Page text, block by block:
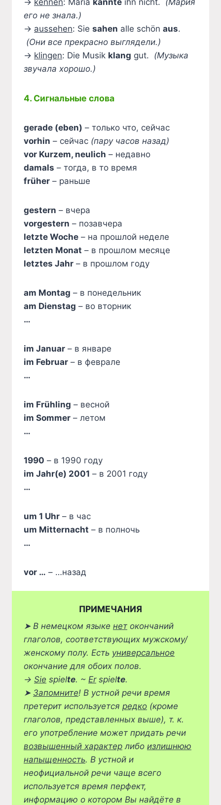
→ kennen: Maria kannte ihn nicht. (Мария
его не знала.)
→ aussehen: Sie sahen alle schön aus.
(Они все прекрасно выглядели.)
→ klingen: Die Musik klang gut. (Музыка
звучала хорошо.)
4. Сигнальные слова
gerade (eben) – только что, сейчас
vorhin – сейчас (пару часов назад)
vor Kurzem, neulich – недавно
damals – тогда, в то время
früher – раньше
gestern – вчера
vorgestern – позавчера
letzte Woche – на прошлой неделе
letzten Monat – в прошлом месяце
letztes Jahr – в прошлом году
am Montag – в понедельник
am Dienstag – во вторник
…
im Januar – в январе
im Februar – в феврале
…
im Frühling – весной
im Sommer – летом
…
1990 – в 1990 году
im Jahr(e) 2001 – в 2001 году
…
um 1 Uhr – в час
um Mitternacht – в полночь
…
vor … – …назад
ПРИМЕЧАНИЯ
➤ В немецком языке нет окончаний
глаголов, соответствующих мужскому/
женскому полу. Есть универсальное
окончание для обоих полов.
→ Sie spielte. ~ Erspielte.
➤ Запомните! В устной речи время
претерит используется редко (кроме
глаголов, представленных выше), т. к.
его употребление может придать речи
возвышенный характер либо излишнюю
напыщенность. В устной и
неофициальной речи чаще всего
используется время перфект,
информацию о котором Вы найдёте в